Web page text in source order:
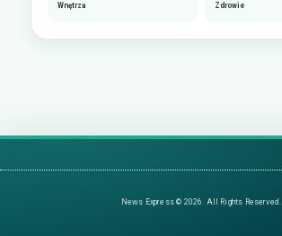
Wnętrza Zdrowie
News Express © 2026. All Rights Reserved.